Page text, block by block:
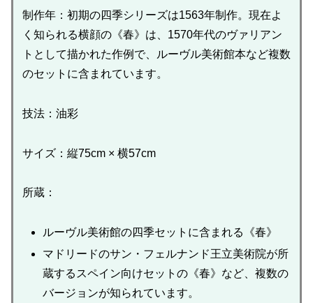
制作年：初期の四季シリーズは1563年制作。現在よ
く知られる横顔の《春》は、1570年代のヴァリアン
トとして描かれた作例で、ルーヴル美術館本など複数
のセットに含まれています。
技法：油彩
サイズ：縦75cm × 横57cm
所蔵：
ルーヴル美術館の四季セットに含まれる《春》
マドリードのサン・フェルナンド王立美術院が所
蔵するスペイン向けセットの《春》など、複数の
バージョンが知られています。